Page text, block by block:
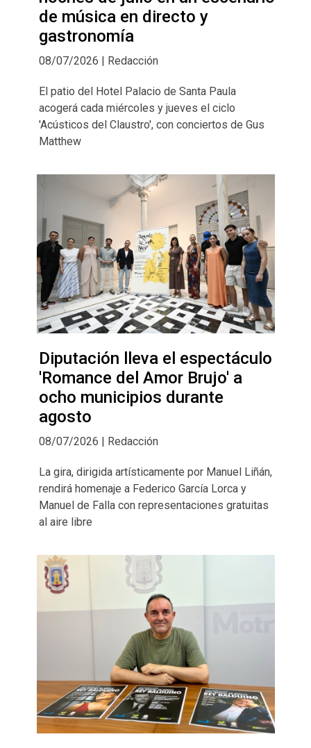
de música en directo y
gastronomía
08/07/2026 | Redacción
El patio del Hotel Palacio de Santa Paula
acogerá cada miércoles y jueves el ciclo
'Acústicos del Claustro', con conciertos de Gus
Matthew
Diputación lleva el espectáculo
'Romance del Amor Brujo' a
ocho municipios durante
agosto
08/07/2026 | Redacción
La gira, dirigida artísticamente por Manuel Liñán,
rendirá homenaje a Federico García Lorca y
Manuel de Falla con representaciones gratuitas
al aire libre